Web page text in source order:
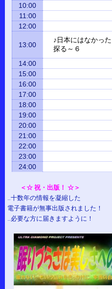
10:00
11:00
12:00
13:00
♪日本にはなかっ
探る～６
14:00
15:00
16:00
17:00
18:00
19:00
20:00
21:00
22:00
23:00
24:00
＜☆ 祝・出版！ ☆＞
…十数年の情報を凝縮した
電子書籍が無事出版されました！
…必要な方に届きますように！